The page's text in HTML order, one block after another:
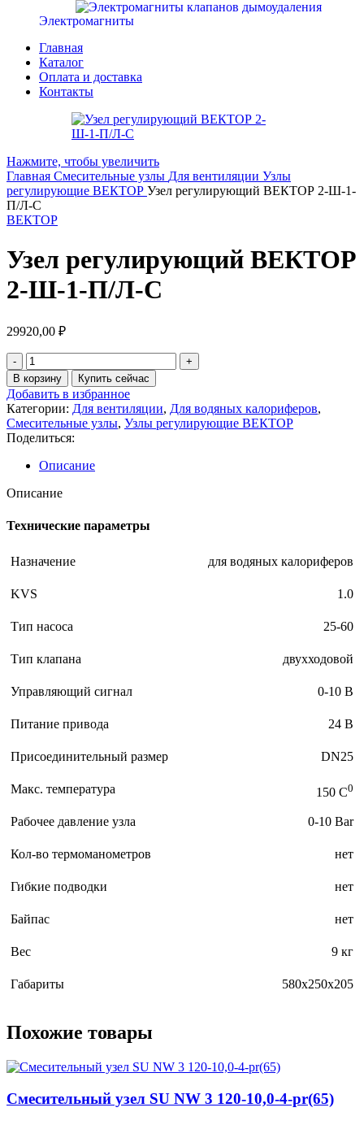
Электромагниты
Главная
Каталог
Оплата и доставка
Контакты
Нажмите, чтобы увеличить
Главная Смесительные узлы Для вентиляции Узлы
регулирующие ВЕКТОР Узел регулирующий ВЕКТОР 2-Ш-1-
П/Л-С
ВЕКТОР
Узел регулирующий ВЕКТОР
2-Ш-1-П/Л-С
29920,00 ₽
В корзину Купить сейчас
Добавить в избранное
Категории: Для вентиляции, Для водяных калориферов,
Смесительные узлы, Узлы регулирующие ВЕКТОР
Поделиться:
Описание
Описание
Технические параметры
Назначение для водяных калориферов
KVS 1.0
Тип насоса 25-60
Тип клапана двухходовой
Управляющий сигнал 0-10 В
Питание привода 24 В
Присоединительный размер DN25
Макс. температура 150 C0
Рабочее давление узла 0-10 Bar
Кол-во термоманометров нет
Гибкие подводки нет
Байпас нет
Вес 9 кг
Габариты 580x250x205
Похожие товары
Смесительный узел SU NW 3 120-10,0-4-pr(65)